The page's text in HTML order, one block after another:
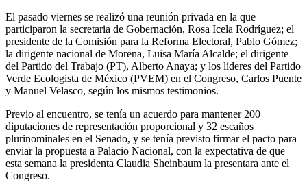
El pasado viernes se realizó una reunión privada en la que
participaron la secretaria de Gobernación, Rosa Icela Rodríguez; el
presidente de la Comisión para la Reforma Electoral, Pablo Gómez;
la dirigente nacional de Morena, Luisa María Alcalde; el dirigente
del Partido del Trabajo (PT), Alberto Anaya; y los líderes del Partido
Verde Ecologista de México (PVEM) en el Congreso, Carlos Puente
y Manuel Velasco, según los mismos testimonios.
Previo al encuentro, se tenía un acuerdo para mantener 200
diputaciones de representación proporcional y 32 escaños
plurinominales en el Senado, y se tenía previsto firmar el pacto para
enviar la propuesta a Palacio Nacional, con la expectativa de que
esta semana la presidenta Claudia Sheinbaum la presentara ante el
Congreso.